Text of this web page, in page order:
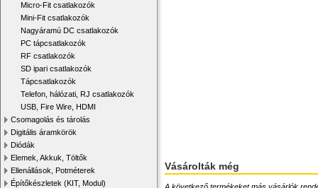
Micro-Fit csatlakozók
Mini-Fit csatlakozók
Nagyáramú DC csatlakozók
PC tápcsatlakozók
RF csatlakozók
SD ipari csatlakozók
Tápcsatlakozók
Telefon, hálózati, RJ csatlakozók
USB, Fire Wire, HDMI
Csomagolás és tárolás
Digitális áramkörök
Diódák
Elemek, Akkuk, Töltők
Ellenállások, Potméterek
Építőkészletek (KIT, Modul)
Vásárolták még
A következő termékeket más vásárlók